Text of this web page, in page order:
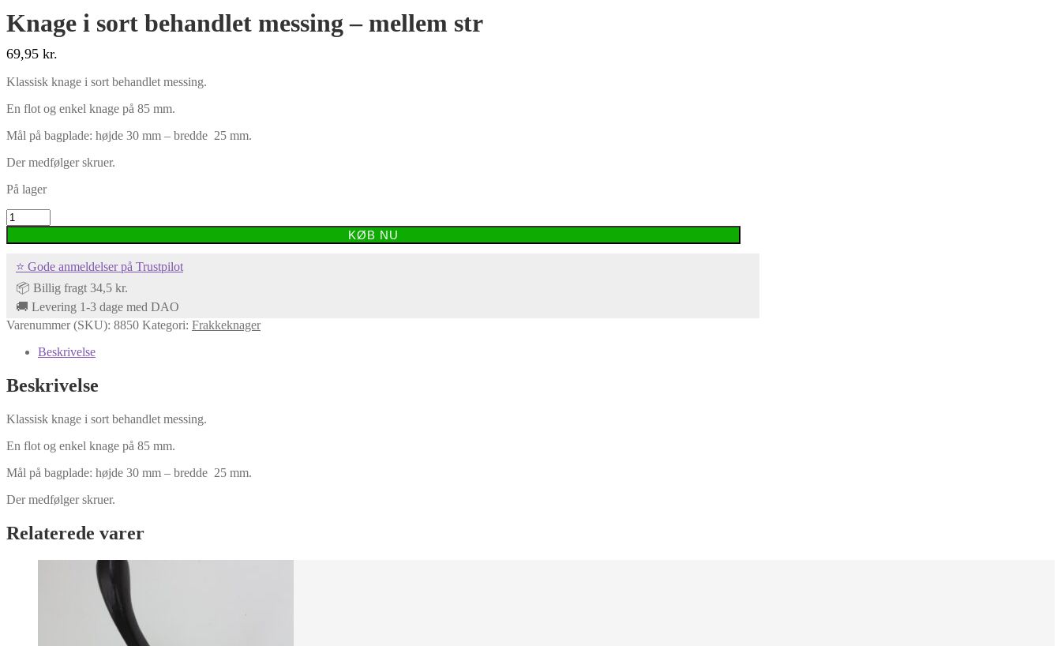
Knage i sort behandlet messing – mellem str
69,95 kr.
Klassisk knage i sort behandlet messing.
En flot og enkel knage på 85 mm.
Mål på bagplade: højde 30 mm – bredde 25 mm.
Der medfølger skruer.
På lager
Knage
i
sort
messing
mellem
antal
KØB NU
⭐ Gode anmeldelser på Trustpilot
📦 Billig fragt 34,5 kr.
🚚 Levering 1-3 dage med DAO
Varenummer (SKU): 8850 Kategori: Frakkeknager
Beskrivelse
Beskrivelse
Klassisk knage i sort behandlet messing.
En flot og enkel knage på 85 mm.
Mål på bagplade: højde 30 mm – bredde 25 mm.
Der medfølger skruer.
Relaterede varer